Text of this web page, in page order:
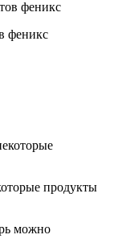
феникс
продукты